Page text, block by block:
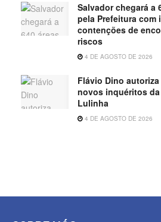
Salvador chegará a
pela Prefeitura com
contenções de
riscos
4 DE AGOSTO DE 2026
Flávio Dino
novos inquéritos
Lulinha
4 DE AGOSTO DE 2026